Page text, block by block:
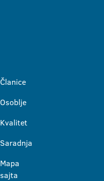
Članice
Osoblje
Kvalitet
Saradnja
Mapa
sajta